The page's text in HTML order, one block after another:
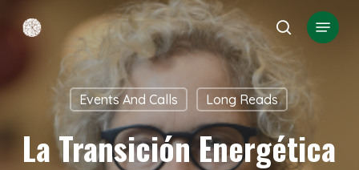
content
search
Menu
Events And Calls Long Reads
La Transición Energética